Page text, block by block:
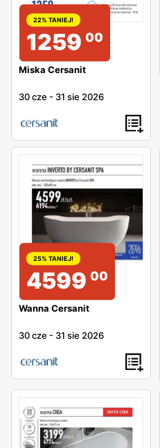
22% TANIEJ!
1259 00
Miska Cersanit
30 cze - 31 sie 2026
25% TANIEJ!
4599 00
Wanna Cersanit
30 cze - 31 sie 2026